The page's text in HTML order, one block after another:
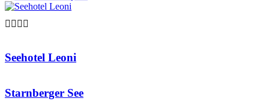

Seehotel Leoni
Starnberger See